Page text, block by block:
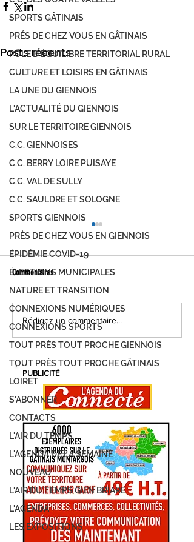
SPORTS GÂTINAIS
PRÉS DE CHEZ VOUS EN GÂTINAIS
PÔLE D'ÉQUILIBRE TERRITORIAL RURAL
CULTURE ET LOISIRS EN GÂTINAIS
LA UNE DU GIENNOIS
L'ACTUALITÉ DU GIENNOIS
SUR LE TERRITOIRE GIENNOIS
C.C. GIENNOISES
C.C. BERRY LOIRE PUISAYE
C.C. VAL DE SULLY
C.C. SAULDRE ET SOLOGNE
SPORTS GIENNOIS
PRÈS DE CHEZ VOUS EN GIENNOIS
ÉPIDÉMIE COVID-19
ÉLECTIONS MUNICIPALES
NATURE ET TRANSITION
CONNEXIONS NUMÉRIQUES
CONNEXIONS SPORTS
TOUT PRÈS TOUT PROCHE GIENNOIS
TOUT PRÈS TOUT PROCHE GÂTINAIS
LOIRET
S'ABONNER
CONTACTS
L'AIR DU TEMPS
L'AGENDA DE LA SEMAINE
NOUVEAU
L'AIR DU TEMPS GIEN BRIARE
L'AGENDA
LES EXPOSITIONS
Posts récents
FOIRE DE MONTARGIS, C'EST PARTI !
DEMANDEZ LE PROGRAMME...
Commentaires
Rédigez un commentaire...
PUBLICITÉ